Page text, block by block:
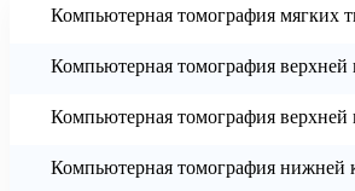
Компьютерная томография мягких
Компьютерная томография верхней
Компьютерная томография
Компьютерная томография нижней